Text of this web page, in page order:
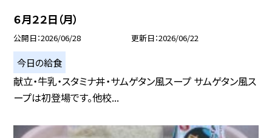
６月２２日（月）
公開日 2026/06/28 更新日 2026/06/22
今日の給食
献立・牛乳・スタミナ丼・サムゲタン風スープ サムゲタン風ス
ープは初登場です。他校...